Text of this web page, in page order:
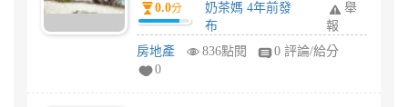
0.0分
奶茶媽 4年前發
布
舉
報
房地產
836點閱
0 評論/給分
0